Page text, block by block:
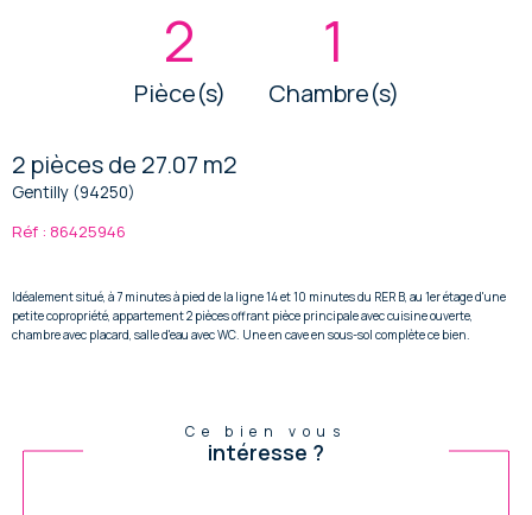
2
Pièce(s)
1
Chambre(s)
2 pièces de 27.07 m2
Gentilly (94250)
Réf : 86425946
Idéalement situé, à 7 minutes à pied de la ligne 14 et 10 minutes du RER B, au 1er étage d'une
petite copropriété, appartement 2 pièces offrant pièce principale avec cuisine ouverte,
chambre avec placard, salle d'eau avec WC. Une en cave en sous-sol complète ce bien.
Ce bien vous
intéresse ?